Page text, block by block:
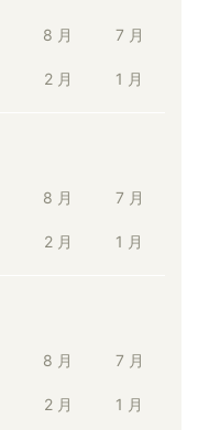
8 月 7 月
2 月 1 月
8 月 7 月
2 月 1 月
8 月 7 月
2 月 1 月